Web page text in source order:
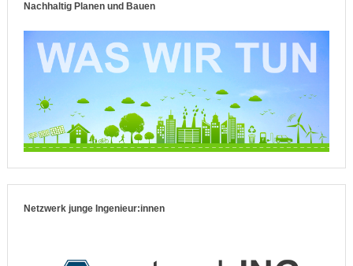
Nachhaltig Planen und Bauen
Netzwerk junge Ingenieur:innen